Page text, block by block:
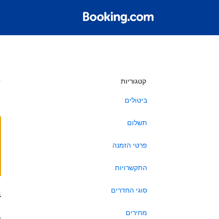
קטגוריות
ביטולים
תשלום
פרטי הזמנה
התקשרויות
סוגי החדרים
מחירים